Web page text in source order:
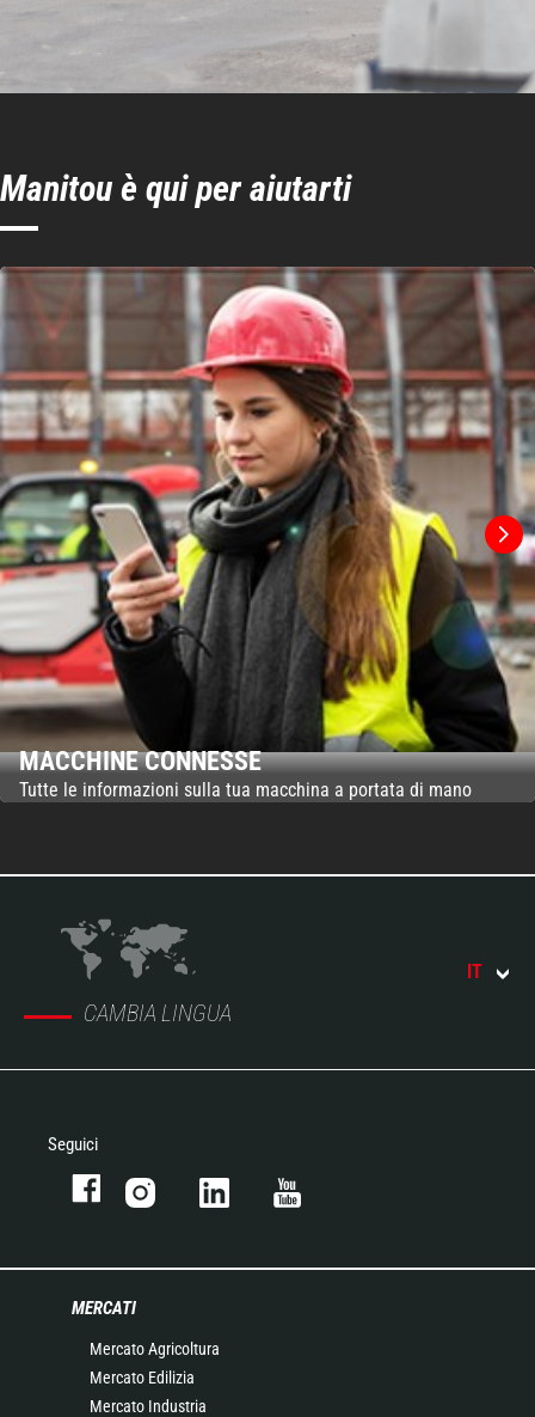
Manitou è qui per aiutarti
MACCHINE CONNESSE
Tutte le informazioni sulla tua macchina a portata di mano
CAMBIA LINGUA
IT
Seguici
MERCATI
Mercato Agricoltura
Mercato Edilizia
Mercato Industria